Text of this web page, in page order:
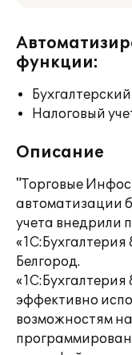
функции:
Бухгалтерский
Налоговый
Описание
"Торговые
автоматизации
учета внедрили
«1С:Бухгалтерия
Белгород.
эффективно
возможностям